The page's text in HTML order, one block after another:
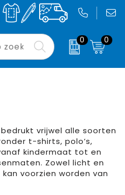
0 0
bomen
en Kussens
vrijwel alle soorten
t-shirts, polo’s,
kindermaat tot en
Zowel licht en
voorzien worden van